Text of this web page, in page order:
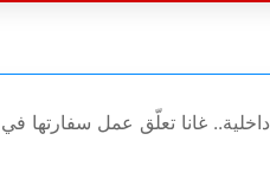
عن
غانا تعلّق عمل سفارتها